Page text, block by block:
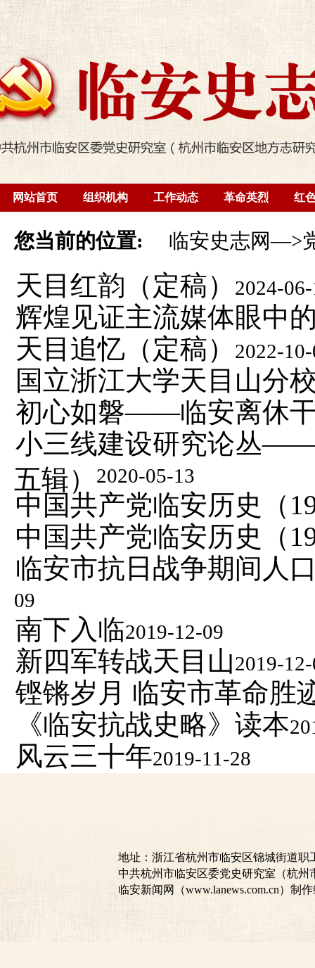
网站首页 组织机构 工作动态 革命英烈 红
您当前的位置: 临安史志网—>
天目红韵（定稿） 2024-
辉煌见证主流媒体眼中
天目追忆（定稿）
2022-
国立浙江大学天目山分
初心如磐——临安离休
小三线建设研究论丛——
五辑） 2020-05-13
中国共产党临安历史（
中国共产党临安历史（
临安市抗日战争期间人
09
南下入临2019-12-09
新四军转战天目山2019-
铿锵岁月 临安市革命胜
《临安抗战史略》读本
风云三十年2019-11-28
地址：浙江省杭州市临安区锦城街道职
中共杭州市临安区委党史研究室（杭
临安新闻网（www.lanews.com.cn）制